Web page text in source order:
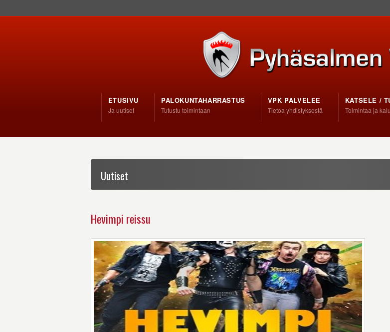
ETUSIVU
Ja uutiset
PALOKUNTAHARRASTUS
Tutustu toimintaan
VPK PALVELEE
Tietoa yhdistyksestä
KATSELE /
Toimintaa ja
Uutiset
Hevimpi reissu